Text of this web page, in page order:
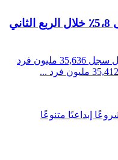
الإحصاء: تراجع معدل البطالة إلى 5،8٪ خلال الربع الثاني
أوضح الجهاز الإحصاءأن حجم قوة العمل سجل 35,636 مليون فرد